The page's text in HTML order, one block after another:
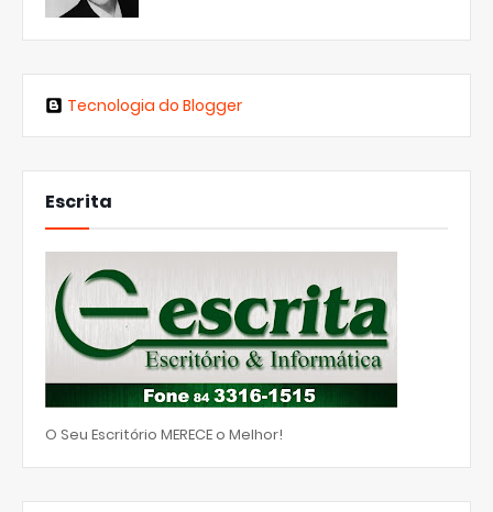
Tecnologia do Blogger
Escrita
O Seu Escritório MERECE o Melhor!